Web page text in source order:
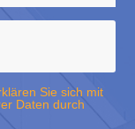
Sie sich mit
Daten durch